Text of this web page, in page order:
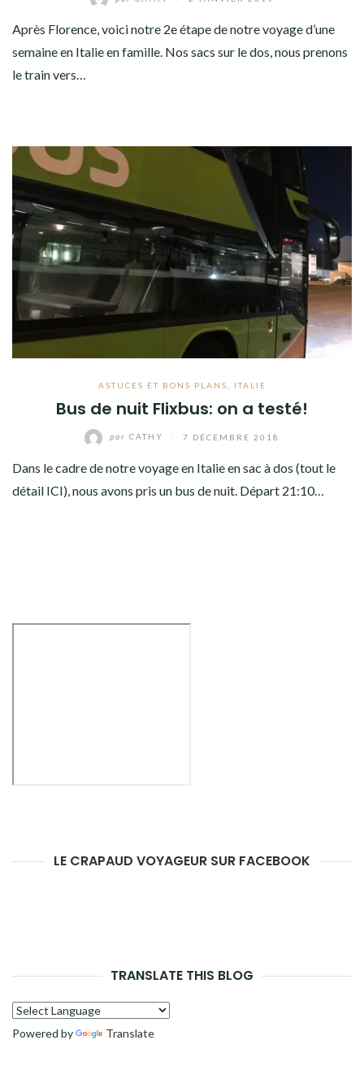
Après Florence, voici notre 2e étape de notre voyage d’une
semaine en Italie en famille. Nos sacs sur le dos, nous prenons
le train vers…
ASTUCES ET BONS PLANS ITALIE
Bus de nuit Flixbus: on a testé!
par CATHY 7 DÉCEMBRE 2018
Dans le cadre de notre voyage en Italie en sac à dos (tout le
détail ICI), nous avons pris un bus de nuit. Départ 21:10…
LE CRAPAUD VOYAGEUR SUR FACEBOOK
TRANSLATE THIS BLOG
Powered by Translate